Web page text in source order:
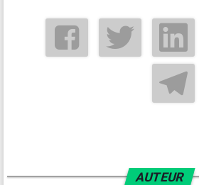
AUTEUR